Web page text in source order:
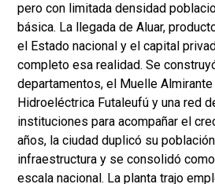
pero con limitada densidad
básica. La llegada de Aluar,
el Estado nacional y el capital
completo esa realidad. Se
departamentos, el Muelle Almirante
Hidroeléctrica Futaleufú y una red
instituciones para acompañar el
años, la ciudad duplicó su
infraestructura y se consolidó
escala nacional. La planta trajo